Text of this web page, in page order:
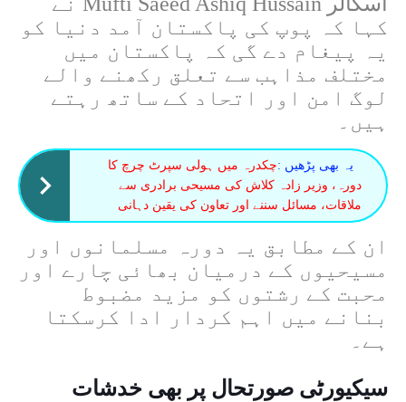
کہا کہ پوپ کی پاکستان آمد دنیا کو
یہ پیغام دے گی کہ پاکستان میں
مختلف مذاہب سے تعلق رکھنے والے
لوگ امن اور اتحاد کے ساتھ رہتے
ہیں۔
یہ بھی پڑھیں :چکدرہ میں ہولی سپرٹ چرچ کا
دورہ، وزیر زادہ کلاش کی مسیحی برادری سے
ملاقات، مسائل سننے اور تعاون کی یقین دہانی
ان کے مطابق یہ دورہ مسلمانوں اور
مسیحیوں کے درمیان بھائی چارے اور
محبت کے رشتوں کو مزید مضبوط
بنانے میں اہم کردار ادا کرسکتا
ہے۔
سیکیورٹی صورتحال پر بھی خدشات